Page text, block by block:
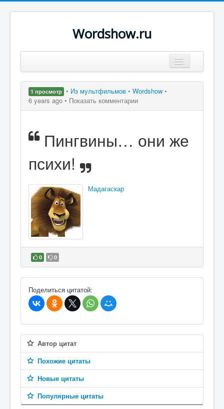
Wordshow.ru
Популярные цитаты
Поиск
1 просмотр • Из мультфильмов • Wordshow •
6 years ago • Показать комментарии
Пингвины… они же
психи!
Мадагаскар
0 0
В избранное
Поделиться цитатой:
Автор цитат
Похожие цитаты
Новые цитаты
Популярные цитаты